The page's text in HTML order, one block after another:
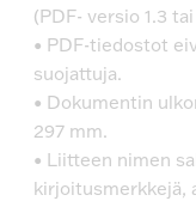
(PDF- versio 1.3
• PDF-tiedostot
suojattuja.
• Dokumentin
297 mm.
• Liitteen nimen
kirjoitusmerkkejä,